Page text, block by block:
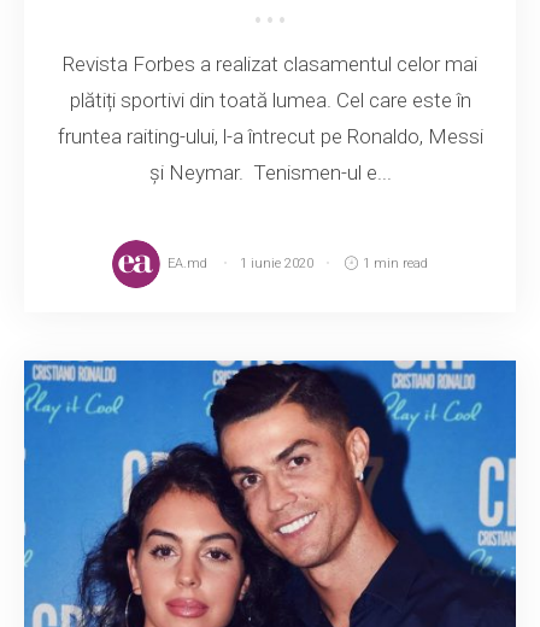
Revista Forbes a realizat clasamentul celor mai
plătiți sportivi din toată lumea. Cel care este în
fruntea raiting-ului, l-a întrecut pe Ronaldo, Messi
și Neymar. Tenismen-ul e...
EA.md 1 iunie 2020 1 min read